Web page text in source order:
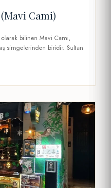
Cami)
bilinen Mavi Cami,
simgelerinden biridir. Sultan